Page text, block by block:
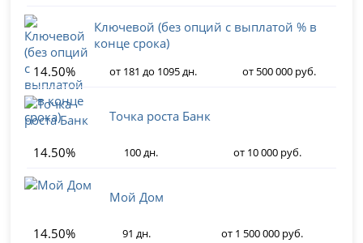
Ключевой (без опций с выплатой % в
конце срока)
14.50%
от 181 до 1095 дн. от 500 000 руб.
Точка роста Банк
14.50% 100 дн. от 10 000 руб.
Мой Дом
14.50% 91 дн. от 1 500 000 руб.